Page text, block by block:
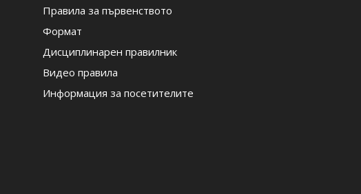
Правила за първенството
Формат
Дисциплинарен правилник
Видео правила
Информация за посетителите